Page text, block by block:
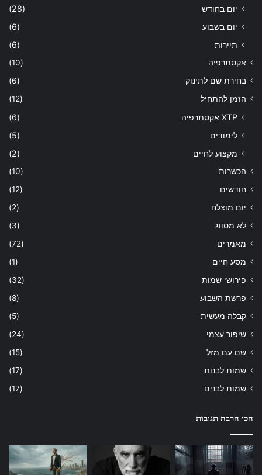
יום בחודש
(28)
יום בשבוע
(6)
תיירות
(6)
אקסתרפיה
(10)
בחירת שם לתינוק
(6)
הזמן להתחיל
(12)
XTP אקסתרפיה
(6)
לימודים
(5)
מקצוע לחיים
(2)
הכשרות
(10)
חודשים
(12)
יום מוצלח
(2)
לא מסווג
(3)
מאמרים
(72)
מסע חיים
(1)
פירושי שמות
(32)
פרשת השבוע
(8)
קבלה מעשית
(5)
שיפור עצמי
(24)
שם עם מזל
(15)
שמות לבנות
(17)
שמות לבנים
(17)
הכי הרבה תגובות